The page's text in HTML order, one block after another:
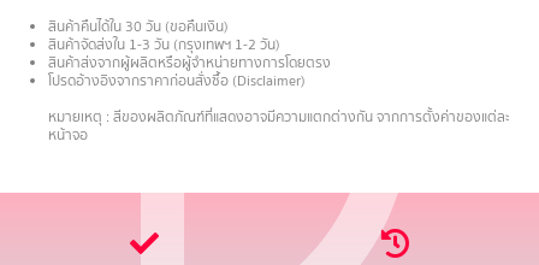
สินค้าคืนได้ใน 30 วัน (ขอคืนเงิน)
สินค้าจัดส่งใน 1-3 วัน (กรุงเทพฯ 1-2 วัน)
สินค้าส่งจากผู้ผลิตหรือผู้จำหน่ายทางการโดยตรง
โปรดอ้างอิงจากราคาก่อนสั่งซื้อ (Disclaimer)
หมายเหตุ : สีของผลิตภัณฑ์ที่แสดงอาจมีความแตกต่างกัน จากการตั้งค่าของแต่ละ
หน้าจอ